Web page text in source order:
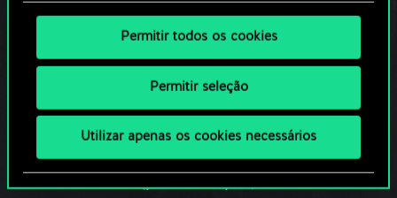
Permitir todos os cookies
Permitir seleção
Utilizar apenas os cookies necessários
habilidade de líder. Em que chave devo
Como nem sempre fica claro se uma
alteração é um enfraquecimento ou um